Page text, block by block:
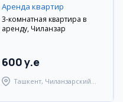
Аренда квартир
3-комнатная квартира в
аренду, Чиланзар
600 y.e
Ташкент, Чиланзарский